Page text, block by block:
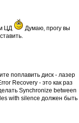
ЦД
Думаю, прогу вы
поплавить диск - лазер
Recovery - это как раз
Synchronize between
with silence должен быть